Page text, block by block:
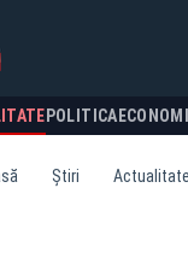
POLITICA
Știri Actualitate